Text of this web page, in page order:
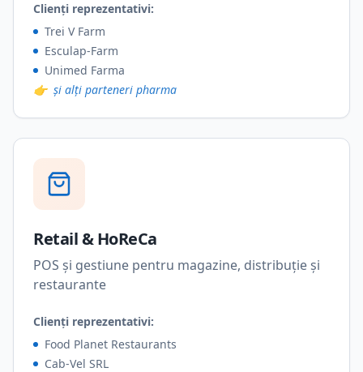
Clienți reprezentativi:
Trei V Farm
Esculap-Farm
Unimed Farma
👉 și alți parteneri pharma
Retail & HoReCa
POS și gestiune pentru magazine, distribuție și
restaurante
Clienți reprezentativi:
Food Planet Restaurants
Cab-Vel SRL